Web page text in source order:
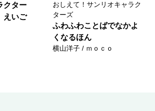
クター
えいご
おしえて！サンリオキャラク
ターズ
ふわふわことばでなかよ
くなるほん
横山洋子 / ｍｏｃｏ